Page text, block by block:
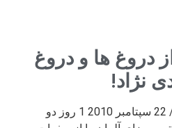
دروغ ها و دروغ
نژاد!
چهارشنبه 31 شهریور 89 / 22 سپتامبر 2010 1 روز دو